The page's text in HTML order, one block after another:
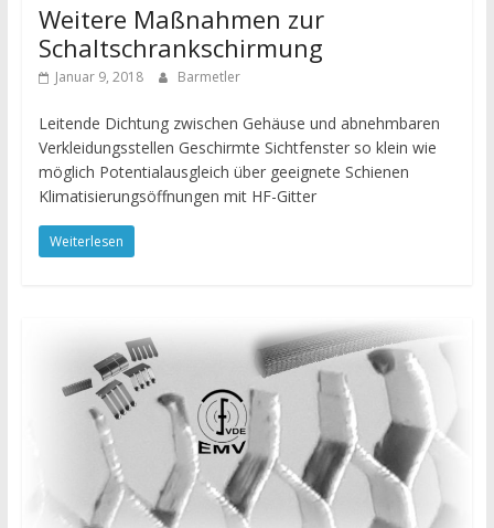
Weitere Maßnahmen zur
Schaltschrankschirmung
Januar 9, 2018 Barmetler
Leitende Dichtung zwischen Gehäuse und abnehmbaren
Verkleidungsstellen Geschirmte Sichtfenster so klein wie
möglich Potentialausgleich über geeignete Schienen
Klimatisierungsöffnungen mit HF-Gitter
Weiterlesen